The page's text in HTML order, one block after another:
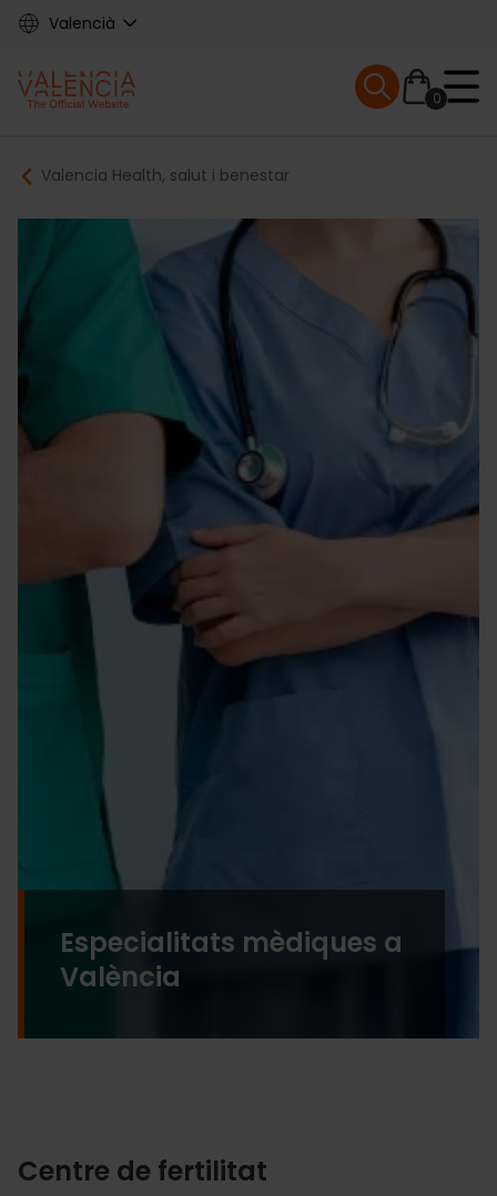
Skip
content
Valencià
Main
navigation
0
Mobile menu
Breadcrumb
Valencia Health, salut i benestar
Especialitats mèdiques a
València
Centre de fertilitat